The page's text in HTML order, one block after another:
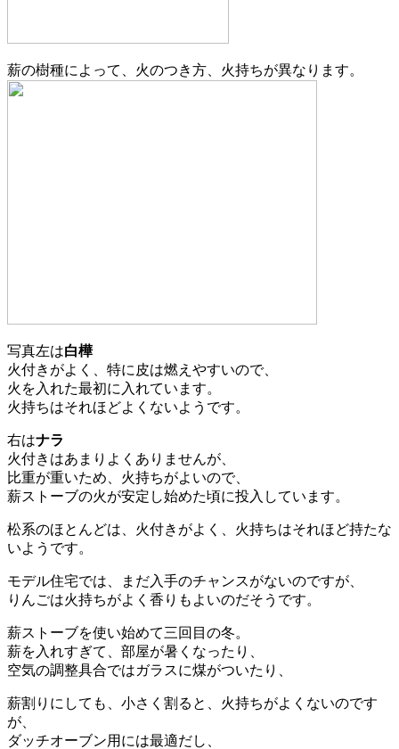
薪の樹種によって、火のつき方、火持ちが異なります。
写真左は白樺
火付きがよく、特に皮は燃えやすいので、
火を入れた最初に入れています。
火持ちはそれほどよくないようです。
右はナラ
火付きはあまりよくありませんが、
比重が重いため、火持ちがよいので、
薪ストーブの火が安定し始めた頃に投入しています。
松系のほとんどは、火付きがよく、火持ちはそれほど持たな
いようです。
モデル住宅では、まだ入手のチャンスがないのですが、
りんごは火持ちがよく香りもよいのだそうです。
薪ストーブを使い始めて三回目の冬。
薪を入れすぎて、部屋が暑くなったり、
空気の調整具合ではガラスに煤がついたり、
薪割りにしても、小さく割ると、火持ちがよくないのです
が、
ダッチオーブン用には最適だし、